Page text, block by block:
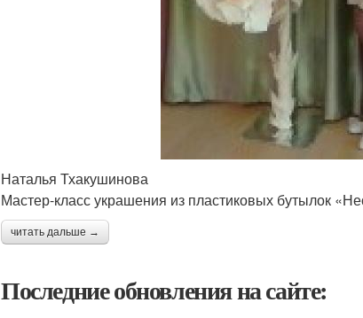
Наталья Тхакушинова
Мастер-класс украшения из пластиковых бутылок
читать дальше →
Последние обновления на сайте: